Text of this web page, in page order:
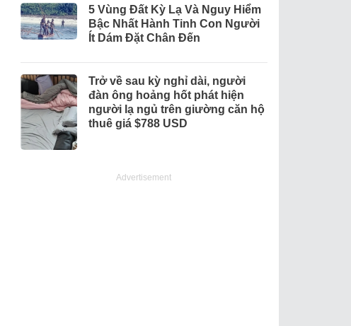
5 Vùng Đất Kỳ Lạ Và Nguy Hiểm
Bậc Nhất Hành Tinh Con Người
Ít Dám Đặt Chân Đến
Trở về sau kỳ nghỉ dài, người
đàn ông hoảng hốt phát hiện
người lạ ngủ trên giường căn hộ
thuê giá $788 USD
Advertisement